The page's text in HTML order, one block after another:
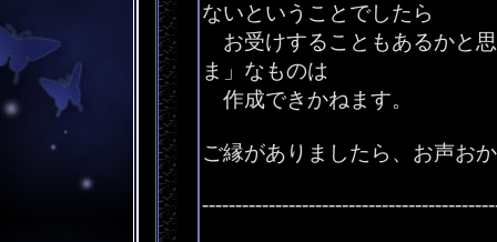
ないということでしたら
お受けすることもあるかと
ま」なものは
作成できかねます。
ご縁がありましたら、お声お